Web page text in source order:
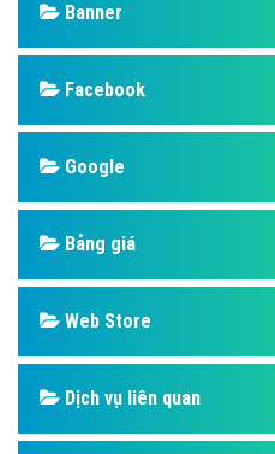
Banner
Facebook
Google
Bảng giá
Web Store
Dịch vụ liên quan